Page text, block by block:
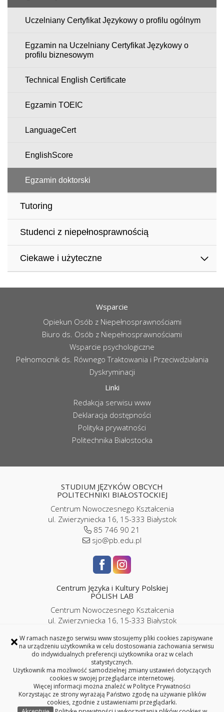
× W ramach naszego serwisu www stosujemy pliki cookies zapisywane
na urządzeniu użytkownika w celu dostosowania zachowania serwisu
do indywidualnych preferencji użytkownika oraz w celach
statystycznych.
Użytkownik ma możliwość samodzielnej zmiany ustawień dotyczących
cookies w swojej przeglądarce internetowej.
Więcej informacji można znaleźć w Polityce Prywatności
Korzystając ze strony wyrażają Państwo zgodę na używanie plików
cookies, zgodnie z ustawieniami przeglądarki.
Uczelniany Certyfikat Językowy o profilu ogólnym
Egzamin na Uczelniany Certyfikat Językowy o
profilu biznesowym
Technical English Certificate
Egzamin TOEIC
LanguageCert
EnglishScore
Egzamin doktorski
Tutoring
Studenci z niepełnosprawnością
Ciekawe i użyteczne
Wsparcie
Opiekun Osób z Niepełnosprawnościami
Biuro ds. Osób z Niepełnosprawnościami
Wsparcie psychologiczne
Pełnomocnik ds. Równego Traktowania i Przeciwdziałania
Dyskryminacji
Linki
Redakcja serwisu www
Deklaracja dostępności
Polityka prywatności
Politechnika Białostocka
STUDIUM JĘZYKÓW OBCYCH
POLITECHNIKI BIAŁOSTOCKIEJ
Centrum Nowoczesnego Kształcenia
ul. Zwierzyniecka 16, 15-333 Białystok
85 746 90 21
sjo@pb.edu.pl
Centrum Języka i Kultury Polskiej
POLISH LAB
Centrum Nowoczesnego Kształcenia
ul. Zwierzyniecka 16, 15-333 Białystok
85 746 9143 | 786 989 286
iplc@pb.edu.pl |
kursypl@pb.edu.pl
Copyright © 2026 Politechnika Białostocka